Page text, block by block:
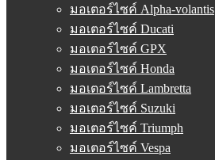
มอเตอร์ไซค์ Alpha-volantis
มอเตอร์ไซค์ Ducati
มอเตอร์ไซค์ GPX
มอเตอร์ไซค์ Honda
มอเตอร์ไซค์ Lambretta
มอเตอร์ไซค์ Suzuki
มอเตอร์ไซค์ Triumph
มอเตอร์ไซค์ Vespa